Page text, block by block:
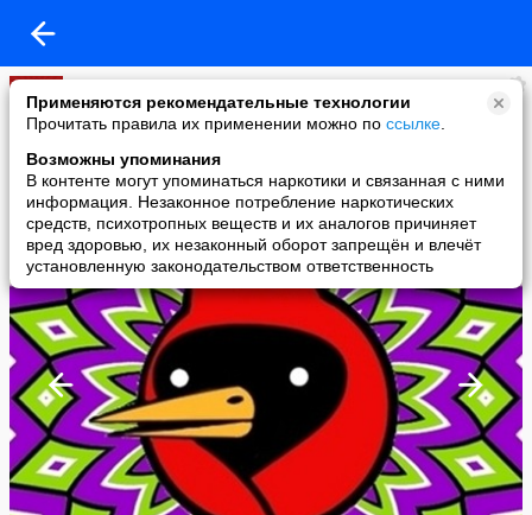
Применяются рекомендательные технологии
Прочитать правила их применении можно по ссылке
Возможны упоминания
В контенте могут упоминаться наркотики и связанная с ними
информация. Незаконное потребление наркотических
средств, психотропных веществ и их аналогов причиняет
вред здоровью, их незаконный оборот запрещён и влечёт
установленную законодательством ответственность
МАФИЯ CLUB №1
added a photo
18 Sep в 20:07